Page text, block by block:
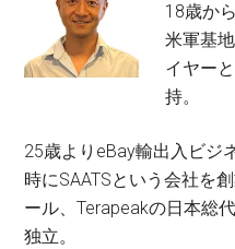
18歳か
米軍基
イヤー
持。
25歳よりeBay輸出入ビジ
時にSAATSという会社を
ール、Terapeakの日本総
独立。